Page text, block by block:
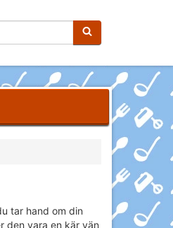
Sökfras:
tar hand om din
den vara en kär vän